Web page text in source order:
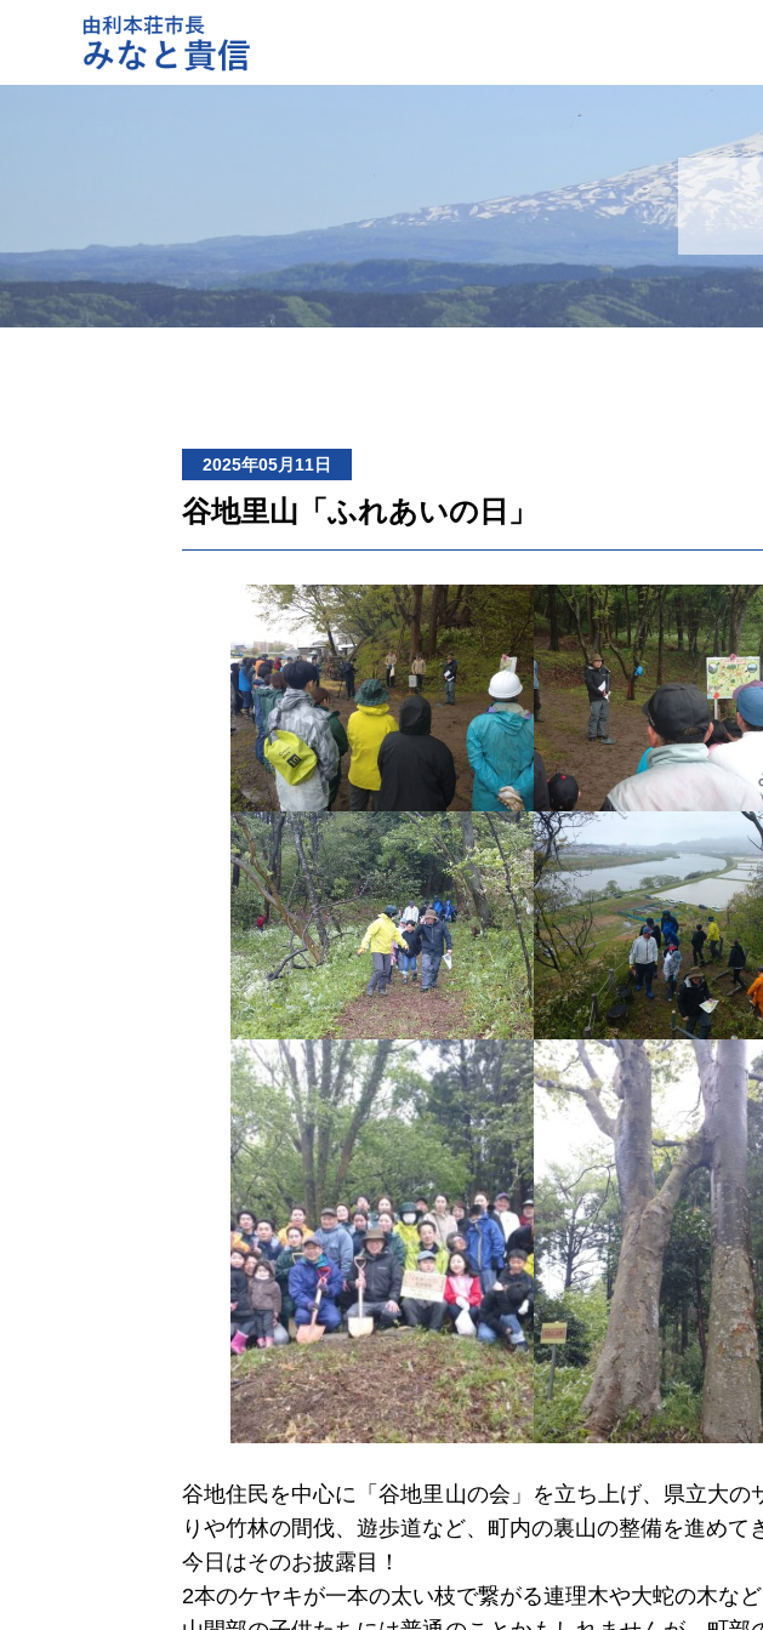
2025年05月11日
谷地里山「ふれあいの日」
谷地住民を中心に「谷地里山の会」を立ち上げ、県立大の
りや竹林の間伐、遊歩道など、町内の裏山の整備を進めて
今日はそのお披露目！
2本のケヤキが一本の太い枝で繋がる連理木や大蛇の木な